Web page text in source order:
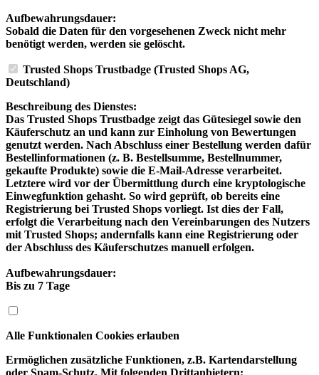
Aufbewahrungsdauer:
Sobald die Daten für den vorgesehenen Zweck nicht mehr
benötigt werden, werden sie gelöscht.
Trusted Shops Trustbadge (Trusted Shops AG,
Deutschland)
Beschreibung des Dienstes:
Das Trusted Shops Trustbadge zeigt das Gütesiegel sowie den
Käuferschutz an und kann zur Einholung von Bewertungen
genutzt werden. Nach Abschluss einer Bestellung werden dafür
Bestellinformationen (z. B. Bestellsumme, Bestellnummer,
gekaufte Produkte) sowie die E-Mail-Adresse verarbeitet.
Letztere wird vor der Übermittlung durch eine kryptologische
Einwegfunktion gehasht. So wird geprüft, ob bereits eine
Registrierung bei Trusted Shops vorliegt. Ist dies der Fall,
erfolgt die Verarbeitung nach den Vereinbarungen des Nutzers
mit Trusted Shops; andernfalls kann eine Registrierung oder
der Abschluss des Käuferschutzes manuell erfolgen.
Aufbewahrungsdauer:
Bis zu 7 Tage
Alle Funktionalen Cookies erlauben
Ermöglichen zusätzliche Funktionen, z.B. Kartendarstellung